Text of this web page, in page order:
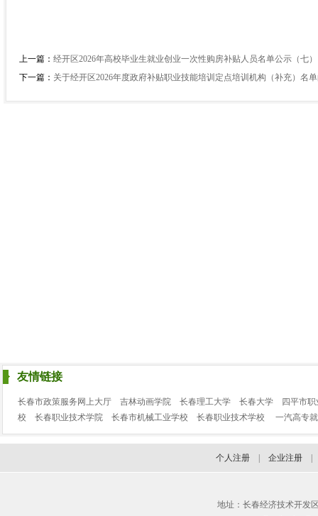
上一篇： 经开区2026年高校毕业生就业创业一次性购房补贴人员名单公示（七）
下一篇： 关于经开区2026年度政府补贴职业技能培训定点培训机构（补充）名
友情链接
长春市政策服务网上大厅 吉林动画学院 长春理工大学 长春大学
四平市
校
长春职业技术学院 长春市机械工业学校 长春职业技术学校 一汽高专
个人注册 企业注册
地址：长春经济技术开发